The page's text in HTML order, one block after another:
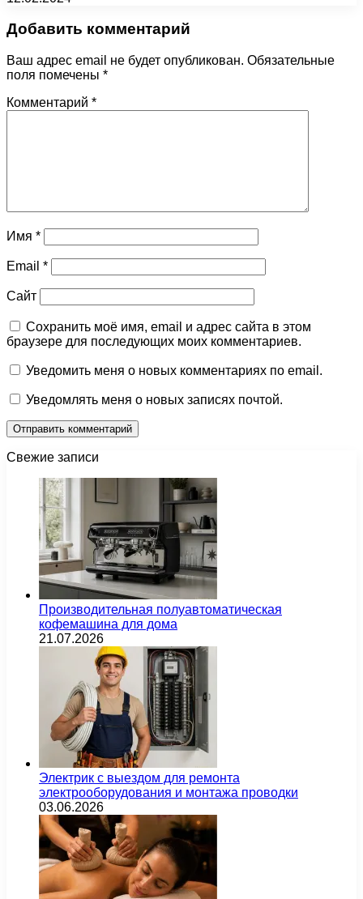
Добавить комментарий
Ваш адрес email не будет опубликован. Обязательные
поля помечены *
Комментарий *
Имя *
Email *
Сайт
Сохранить моё имя, email и адрес сайта в этом
браузере для последующих моих комментариев.
Уведомить меня о новых комментариях по email.
Уведомлять меня о новых записях почтой.
Свежие записи
Производительная полуавтоматическая
кофемашина для дома
21.07.2026
Электрик с выездом для ремонта
электрооборудования и монтажа проводки
03.06.2026